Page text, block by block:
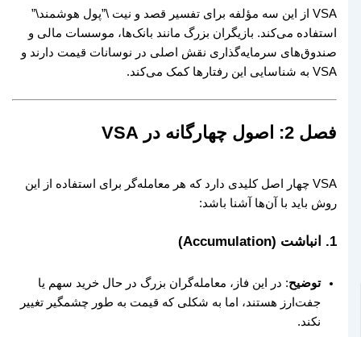
VSA از این سه مؤلفه برای تفسیر قصد و نیت \”پول هوشمند\”
استفاده می‌کند. بازیگران بزرگ مانند بانک‌ها، موسسات مالی و
صندوق‌های سرمایه‌گذاری نقش اصلی در نوسانات قیمت دارند و
VSA به شناسایی این رفتارها کمک می‌کند.
فصل 2: اصول چهارگانه در VSA
VSA چهار اصل کلیدی دارد که هر معامله‌گر برای استفاده از این
روش باید با آن‌ها آشنا باشد:
1. انباشت (Accumulation)
توضیح: در این فاز، معامله‌گران بزرگ در حال خرید سهم یا
جفت‌ارز هستند، اما به شکلی که قیمت به طور چشمگیر تغییر
نکند.